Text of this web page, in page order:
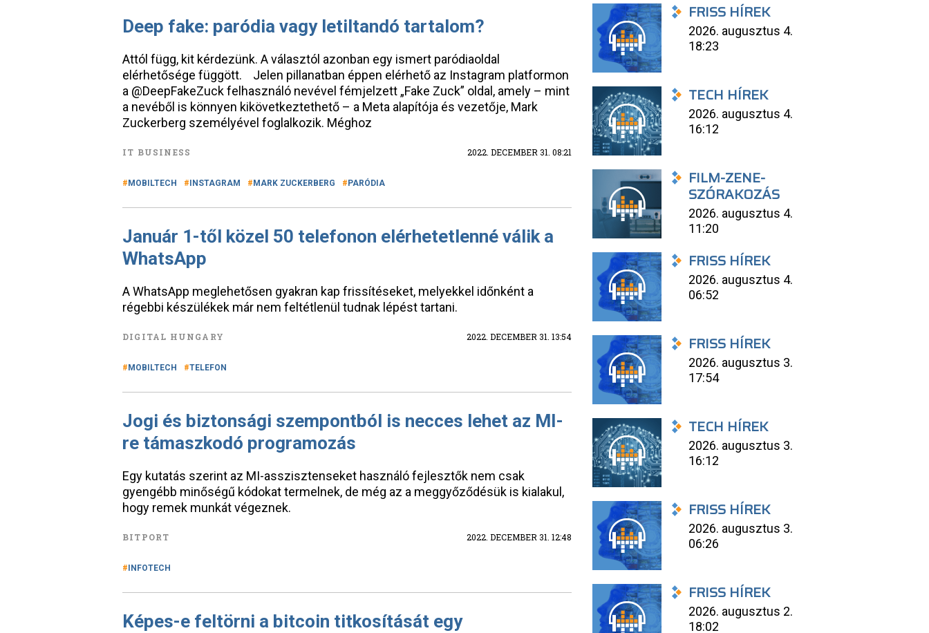
Deep fake: paródia vagy letiltandó tartalom?
Attól függ, kit kérdezünk. A választól azonban egy ismert paródiaoldal
elérhetősége függött. Jelen pillanatban éppen elérhető az Instagram platformon
a @DeepFakeZuck felhasználó nevével fémjelzett „Fake Zuck” oldal, amely – mint
a nevéből is könnyen kikövetkeztethető – a Meta alapítója és vezetője, Mark
Zuckerberg személyével foglalkozik. Méghoz
IT BUSINESS 2022. DECEMBER 31. 08:21
MOBILTECH INSTAGRAM MARK ZUCKERBERG PARÓDIA
Január 1-től közel 50 telefonon elérhetetlenné válik a
WhatsApp
A WhatsApp meglehetősen gyakran kap frissítéseket, melyekkel időnként a
régebbi készülékek már nem feltétlenül tudnak lépést tartani.
DIGITAL HUNGARY 2022. DECEMBER 31. 13:54
MOBILTECH TELEFON
Jogi és biztonsági szempontból is necces lehet az MI-
re támaszkodó programozás
Egy kutatás szerint az MI-asszisztenseket használó fejlesztők nem csak
gyengébb minőségű kódokat termelnek, de még az a meggyőződésük is kialakul,
hogy remek munkát végeznek.
BITPORT 2022. DECEMBER 31. 12:48
INFOTECH
Képes-e feltörni a bitcoin titkosítását egy
FRISS HÍREK
2026. augusztus 4.
18:23
TECH HÍREK
2026. augusztus 4.
16:12
FILM-ZENE-
SZÓRAKOZÁS
2026. augusztus 4.
11:20
FRISS HÍREK
2026. augusztus 4.
06:52
FRISS HÍREK
2026. augusztus 3.
17:54
TECH HÍREK
2026. augusztus 3.
16:12
FRISS HÍREK
2026. augusztus 3.
06:26
FRISS HÍREK
2026. augusztus 2.
18:02